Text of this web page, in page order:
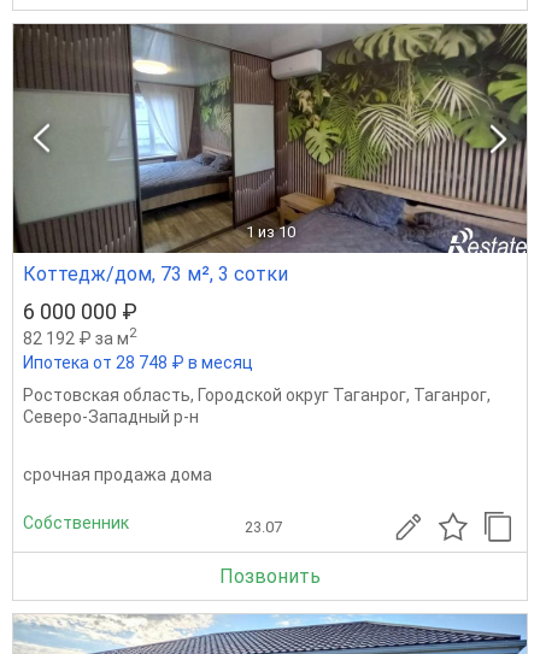
1 из 10
Коттедж/дом, 73 м², 3 сотки
6 000 000 ₽
82 192 ₽ за м2
Ипотека от 28 748 ₽ в месяц
Ростовская область, Городской округ Таганрог, Таганрог,
Северо-Западный р-н
срочная продажа дома
Собственник 23.07
Позвонить